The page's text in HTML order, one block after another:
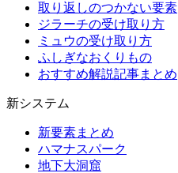
取り返しのつかない要素
ジラーチの受け取り方
ミュウの受け取り方
ふしぎなおくりもの
おすすめ解説記事まとめ
新システム
新要素まとめ
ハマナスパーク
地下大洞窟